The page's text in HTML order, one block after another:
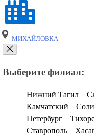
МИХАЙЛОВКА
Выберите филиал:
Нижний Тагил
Камчатский
Петербург
Ставрополь